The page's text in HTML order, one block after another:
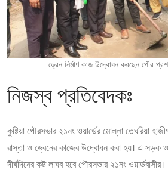
ড্রেন নির্মাণ কাজ উদ্বোধন করছেন পৌর
নিজস্ব প্রতিবেদকঃ
কুষ্টিয়া পৌরসভার ২১নং ওয়ার্ডের মোল্লা তেঘরিয়া
রাস্তা ও ড্রেনের কাজের উদ্বোধন করা হয়। এ সড়ক ও
দীর্ঘদিনের কষ্ট লাঘব হবে পৌরসভার ২১নং ওয়ার্ডবাসীর।